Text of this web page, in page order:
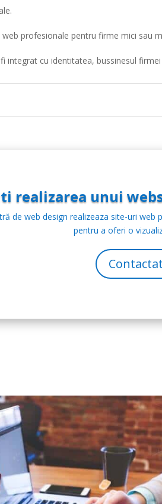
profesionale pentru firme mici sau
integrat cu identitatea, bussinesul firmei
realizarea unui
de web design realizeaza site-uri
pentru a oferi o